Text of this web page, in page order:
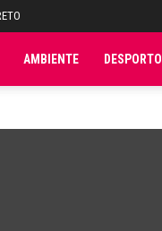
AMBIENTE DESPORTO